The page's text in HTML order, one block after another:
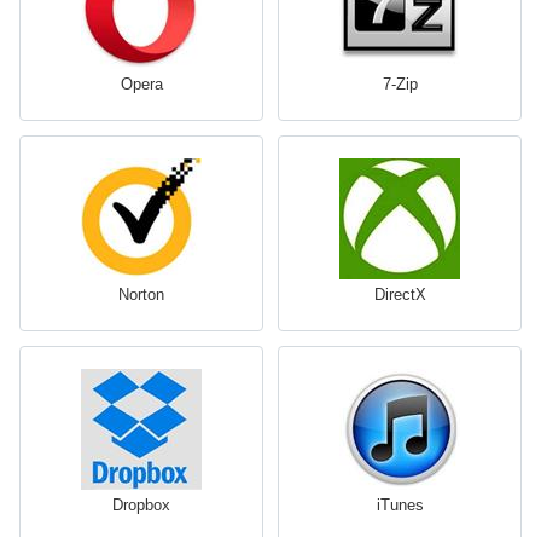
Opera 7-Zip
Norton DirectX
Dropbox iTunes